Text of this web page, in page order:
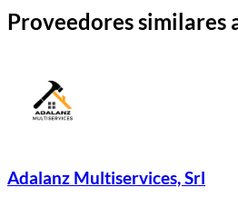
Proveedores similares
Adalanz Multiservices, Srl